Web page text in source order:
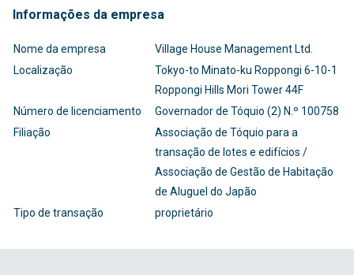
Informações da empresa
Nome da empresa
Village House Management Ltd.
Localização
Tokyo-to Minato-ku Roppongi 6-10-1
Roppongi Hills Mori Tower 44F
Número de licenciamento
Governador de Tóquio (2) N.º 100758
Filiação
Associação de Tóquio para a
transação de lotes e edifícios /
Associação de Gestão de Habitação
de Aluguel do Japão
Tipo de transação
proprietário